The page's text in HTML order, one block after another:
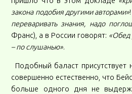
закона подобия другими авторами»
переваривать знания, надо
Франс), а в России говорят: «Обед
– по слушанью».
Подобный баласт присутствует
совершенно естественно, что
больше одного дня не